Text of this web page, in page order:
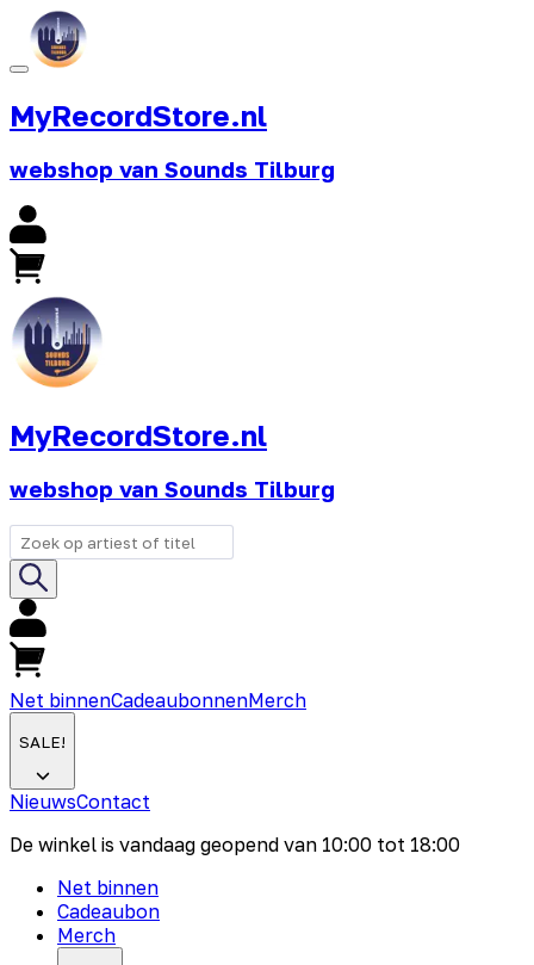
MyRecordStore.nl
webshop van Sounds Tilburg
MyRecordStore.nl
webshop van Sounds Tilburg
Net binnenCadeaubonnenMerch
SALE!
NieuwsContact
De winkel is vandaag geopend van 10:00 tot 18:00
Net binnen
Cadeaubon
Merch